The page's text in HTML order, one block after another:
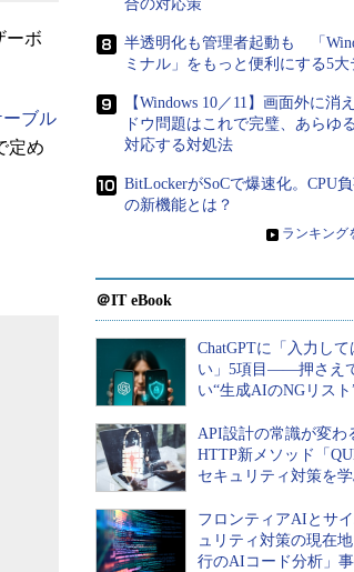
ーボ
ブル
定め
合の対応策
半透明化も管理者起動も 「
ミナル」をもっと便利にする5大
【Windows 10／11】画面外に消
ドウ問題はこれで完璧、あらゆ
対応する対処法
BitLockerがSoCで爆速化。CPU
の新機能とは？
» ランキング
＠IT eBook
ChatGPTに「入力し
い」5項目――押さえ
い“生成AIのNGリスト
API設計の常識が変
HTTP新メソッド「
セキュリティ対策を
フロンティアAIとサ
ュリティ対策の現在
行のAIコード分析」